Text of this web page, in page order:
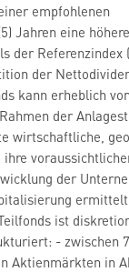
empfohlenen
Jahren eine höhere
der Referenzindex
der
kann erheblich
der
wirtschaftliche,
der
ist
- zwischen
Aktienmärkten in